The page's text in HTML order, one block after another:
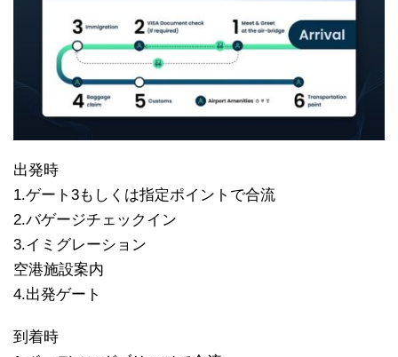
出発時
1.ゲート3もしくは指定ポイントで合流
2.バゲージチェックイン
3.イミグレーション
空港施設案内
4.出発ゲート
到着時